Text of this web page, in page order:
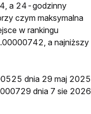
a 24-godzinny
czym maksymalna
w rankingu
a najniższy
dnia 29 maj 2025
dnia 7 sie 2026